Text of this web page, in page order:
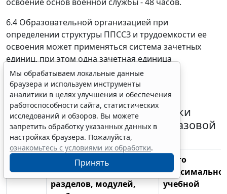
6.4 Образовательной организацией при
определении структуры ППССЗ и трудоемкости ее
освоения может применяться система зачетных
единиц, при этом одна зачетная единица
соответствует 36 академическим часам.
Таблица 3
Структура программы подготовки
специалистов среднего звена базовой
подготовки
Наименование
учебных циклов,
разделов, модулей,
Всего
учебной
Мы обрабатываем локальные данные
браузера и используем инструменты
аналитики в целях улучшения и обеспечения
работоспособности сайта, статистических
исследований и обзоров. Вы можете
запретить обработку указанных данных в
настройках браузера. Пожалуйста,
ознакомьтесь с условиями их обработки.
Принять